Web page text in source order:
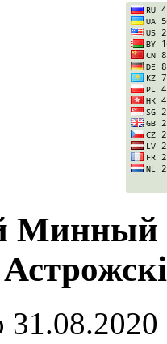
Минный
31.08.2020